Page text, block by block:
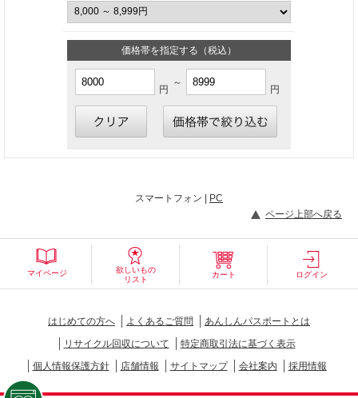
価格帯を指定する（税込）
円
～
円
スマートフォン | PC
ページ上部へ戻る
マイページ
欲しいもの
リスト
カート ログイン
はじめての方へ よくあるご質問
あんしんパスポートとは
リサイクル回収について
特定商取引法に基づく表示
個人情報保護方針
店舗情報 サイトマップ 会社案内 採用情報